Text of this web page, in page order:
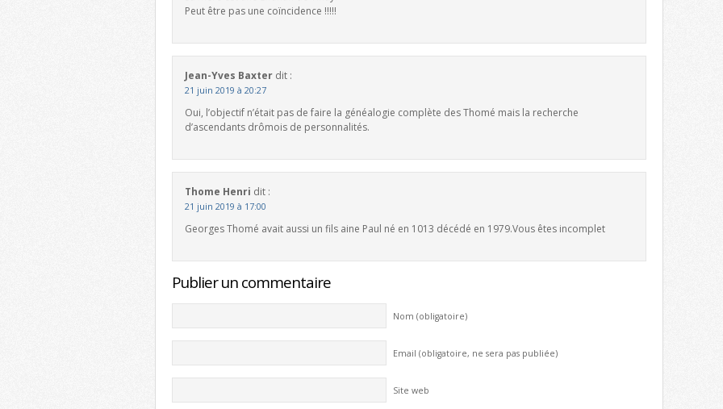
Peut être pas une coïncidence !!!!!
Jean-Yves Baxter dit :
21 juin 2019 à 20:27
Oui, l’objectif n’était pas de faire la généalogie complète des Thomé mais la recherche
d’ascendants drômois de personnalités.
Thome Henri dit :
21 juin 2019 à 17:00
Georges Thomé avait aussi un fils aine Paul né en 1013 décédé en 1979.Vous êtes incomplet
Publier un commentaire
Nom (obligatoire)
Email (obligatoire, ne sera pas publiée)
Site web